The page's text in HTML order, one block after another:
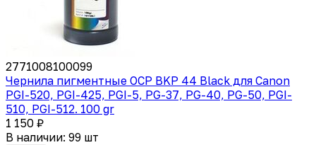
2771008100099
Чернила пигментные OCP BKP 44 Black для Canon
PGI-520, PGI-425, PGI-5, PG-37, PG-40, PG-50, PGI-
510, PGI-512. 100 gr
1 150 ₽
В наличии: 99 шт